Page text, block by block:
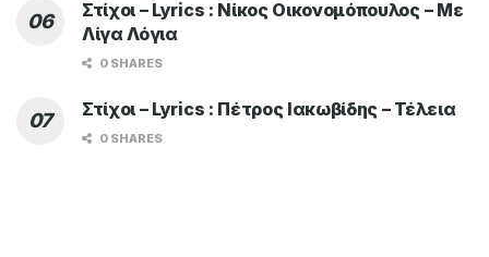
Στίχοι – Lyrics : Νίκος Οικονομόπουλος – Με
Λίγα Λόγια
0 SHARES
Στίχοι – Lyrics : Πέτρος Ιακωβίδης – Τέλεια
0 SHARES